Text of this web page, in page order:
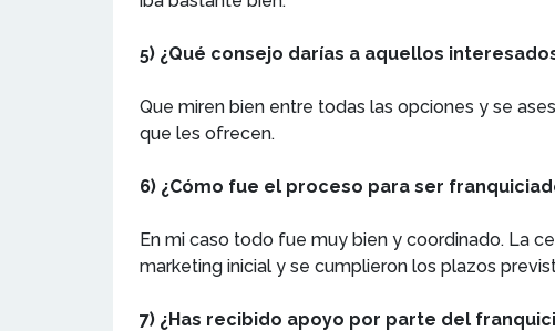
5) ¿Qué consejo darías a aquellos
Que miren bien entre todas las opciones y se
que les ofrecen.
6) ¿Cómo fue el proceso para ser
En mi caso todo fue muy bien y coordinado. La
marketing inicial y se cumplieron los plazos
7) ¿Has recibido apoyo por parte del